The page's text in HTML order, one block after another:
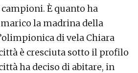
È quanto ha
la madrina della
di vela Chiara
è cresciuta sotto il profilo
ha deciso di abitare, in